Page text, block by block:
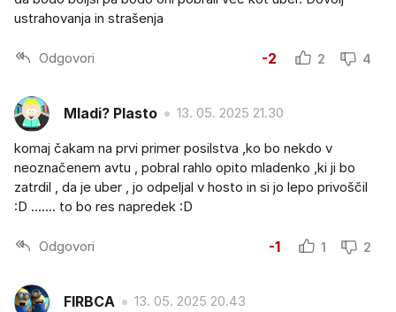
ustrahovanja in strašenja
Odgovori -2 2 4
Mladi? Plasto 13. 05. 2025 21.30
komaj čakam na prvi primer posilstva ,ko bo nekdo v
neoznačenem avtu , pobral rahlo opito mladenko ,ki ji bo
zatrdil , da je uber , jo odpeljal v hosto in si jo lepo privoščil
:D ....... to bo res napredek :D
Odgovori -1 1 2
FIRBCA 13. 05. 2025 20.43